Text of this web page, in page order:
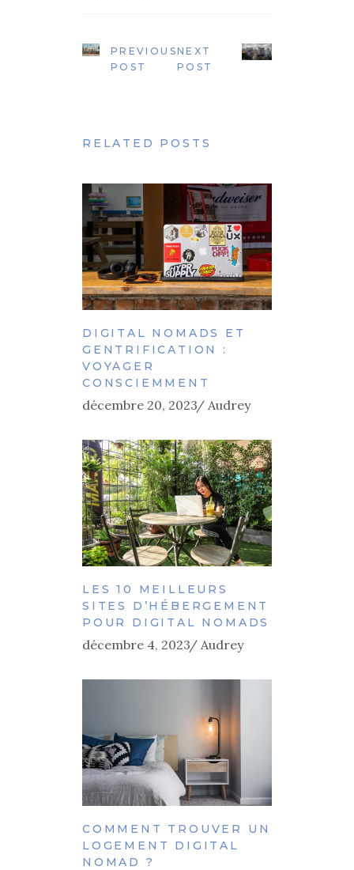
PREVIOUS
POST
NEXT
POST
RELATED POSTS
DIGITAL NOMADS ET
GENTRIFICATION :
VOYAGER
CONSCIEMMENT
décembre 20, 2023 Audrey
LES 10 MEILLEURS
SITES D’HÉBERGEMENT
POUR DIGITAL NOMADS
décembre 4, 2023 Audrey
COMMENT TROUVER UN
LOGEMENT DIGITAL
NOMAD ?